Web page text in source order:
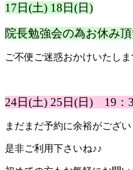
17日(土) 18日(日)
院長勉強会の為お休み
ご不便ご迷惑おかけいたし
24日(土) 25日(日) 19：
まだまだ予約に余裕がござ
是非ご利用下さいね♪♪